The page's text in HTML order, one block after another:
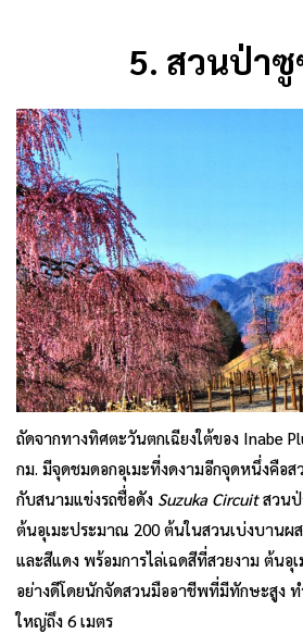
5. สวนป่า
ถัดจากทางทิศตะวันตกเฉียงใต้ของ Inabe
กม. มีจุดชมดอกอุเมะที่งดงามอีกจุดหนึ่งคือ
กับสนามแข่งรถชื่อดัง Suzuka Circuitสวนป่
ต้นอุเมะประมาณ 200 ต้นในสวนเบ่งบานผ
และสีแดง พร้อมการไล่เฉดสีที่สวยงาม ต้นอุ
อย่างดีโดยนักจัดสวนมืออาชีพที่มีทักษะสูง
ใหญ่ถึง 6 เมตร